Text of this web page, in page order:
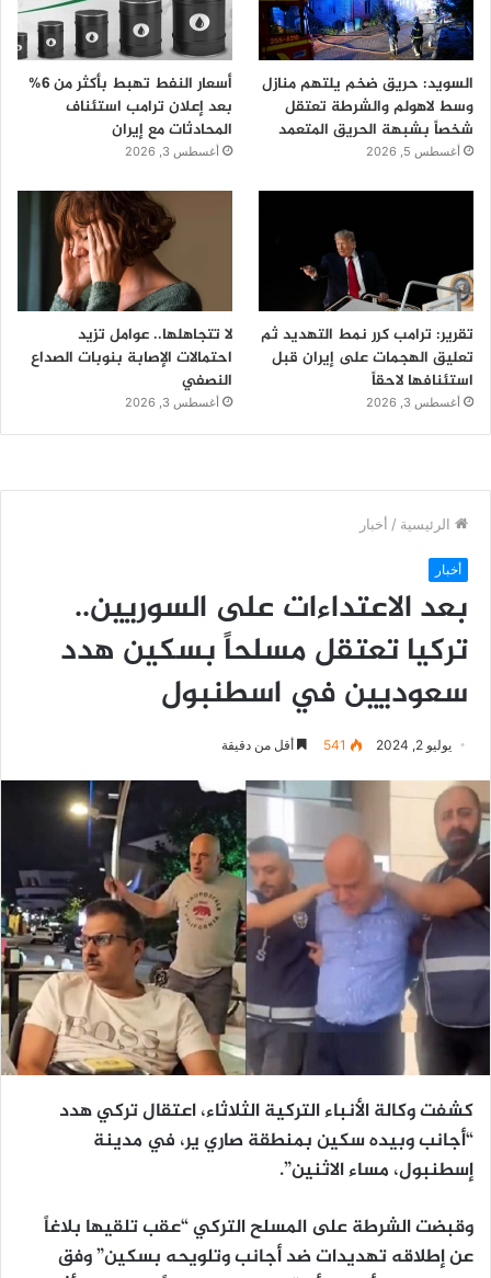
السويد: حريق ضخم يلتهم منازل
وسط لاهولم والشرطة تعتقل
شخصاً بشبهة الحريق المتعمد
أغسطس 5, 2026
أسعار النفط تهبط بأكثر من 6%
بعد إعلان ترامب استئناف
المحادثات مع إيران
أغسطس 3, 2026
تقرير: ترامب كرر نمط التهديد ثم
تعليق الهجمات على إيران قبل
استئنافها لاحقاً
أغسطس 3, 2026
لا تتجاهلها.. عوامل تزيد
احتمالات الإصابة بنوبات الصداع
النصفي
أغسطس 3, 2026